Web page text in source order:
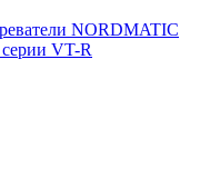
NORDMATIC
VT-R